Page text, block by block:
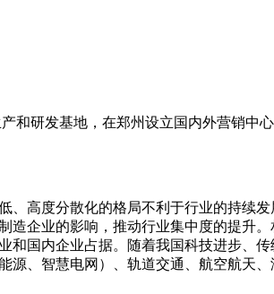
和研发基地，在郑州设立国内外营销中
、高度分散化的格局不利于行业的持续
企业的影响，推动行业集中度的提升
国内企业占据。随着我国科技进步、
、智慧电网）、轨道交通、航空航天